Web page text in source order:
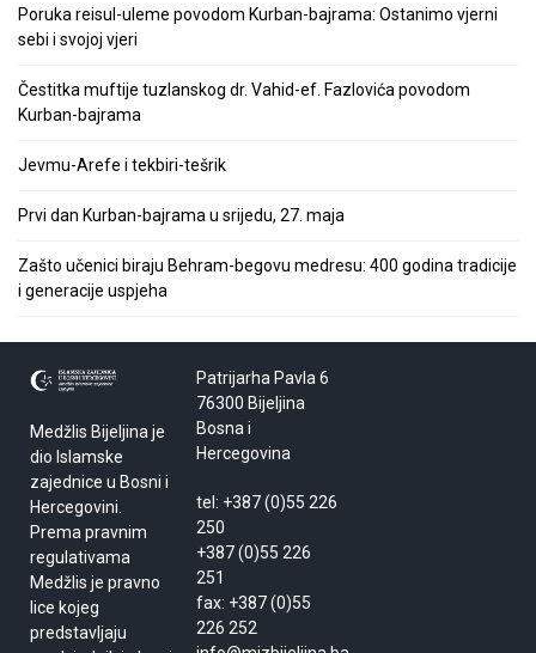
Poruka reisul-uleme povodom Kurban-bajrama: Ostanimo vjerni
sebi i svojoj vjeri
Čestitka muftije tuzlanskog dr. Vahid-ef. Fazlovića povodom
Kurban-bajrama
Jevmu-Arefe i tekbiri-tešrik
Prvi dan Kurban-bajrama u srijedu, 27. maja
Zašto učenici biraju Behram-begovu medresu: 400 godina tradicije
i generacije uspjeha
Medžlis Bijeljina je
dio Islamske
zajednice u Bosni i
Hercegovini.
Prema pravnim
regulativama
Medžlis je pravno
lice kojeg
predstavljaju
Patrijarha Pavla 6
76300 Bijeljina
Bosna i
Hercegovina
tel: +387 (0)55 226
250
+387 (0)55 226
251
fax: +387 (0)55
226 252